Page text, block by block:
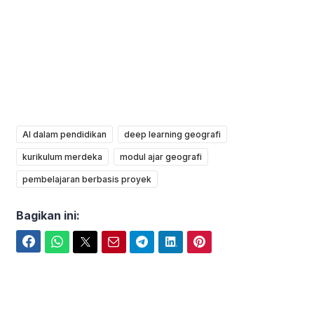
AI dalam pendidikan deep learning geografi
kurikulum merdeka modul ajar geografi
pembelajaran berbasis proyek
Bagikan ini: